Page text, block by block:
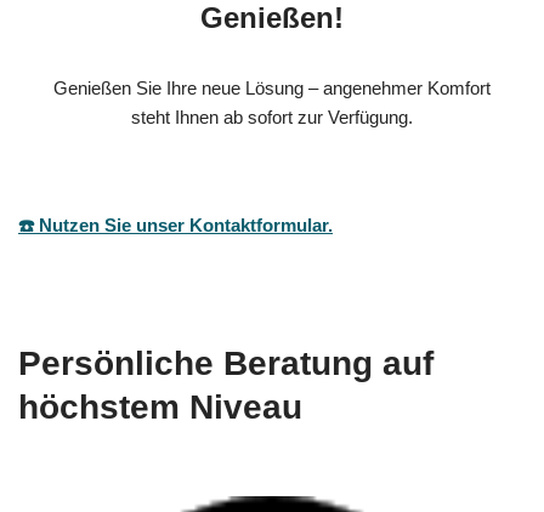
Genießen!
Genießen Sie Ihre neue Lösung – angenehmer Komfort
steht Ihnen ab sofort zur Verfügung.
☎️ Nutzen Sie unser Kontaktformular.
Persönliche Beratung auf
höchstem Niveau